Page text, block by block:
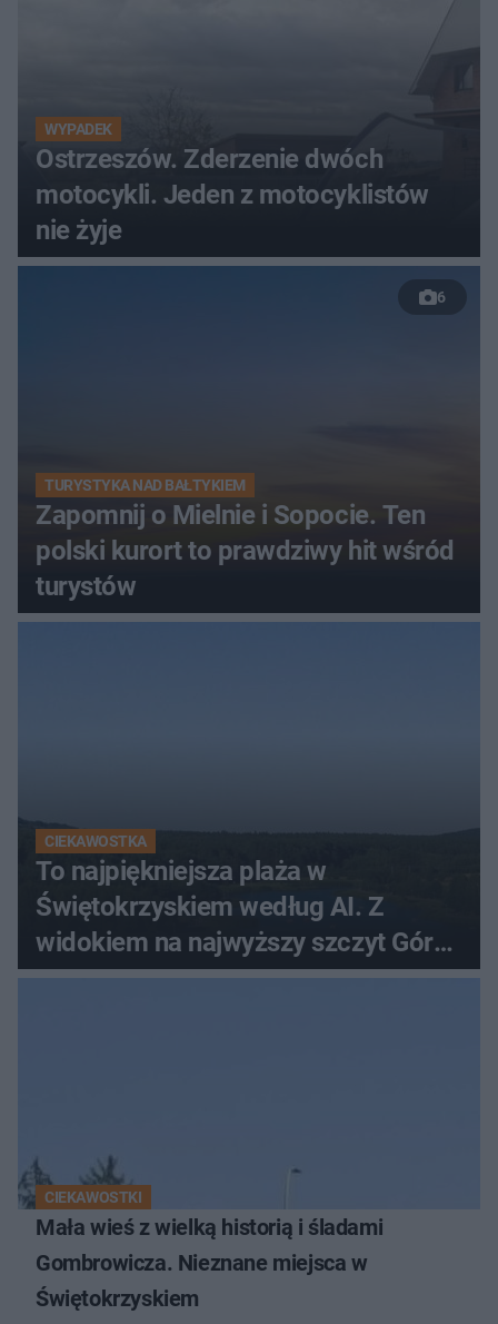
WYPADEK
Ostrzeszów. Zderzenie dwóch
motocykli. Jeden z motocyklistów
nie żyje
6
TURYSTYKA NAD BAŁTYKIEM
Zapomnij o Mielnie i Sopocie. Ten
polski kurort to prawdziwy hit wśród
turystów
CIEKAWOSTKA
To najpiękniejsza plaża w
Świętokrzyskiem według AI. Z
widokiem na najwyższy szczyt Gór
Świętokrzyskich
CIEKAWOSTKI
Mała wieś z wielką historią i śladami
Gombrowicza. Nieznane miejsca w
Świętokrzyskiem